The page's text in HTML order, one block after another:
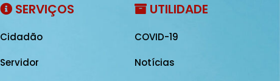
SERVIÇOS
Cidadão
Servidor
UTILIDADE
COVID-19
Notícias